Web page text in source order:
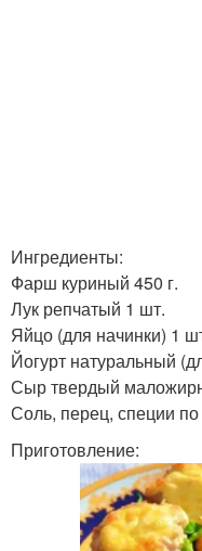
Ингредиенты:
Фарш куриный 450 г.
Лук репчатый 1 шт.
Яйцо (для начинки) 1
Йогурт натуральный
Сыр твердый
Соль, перец, специи по
Приготовление: